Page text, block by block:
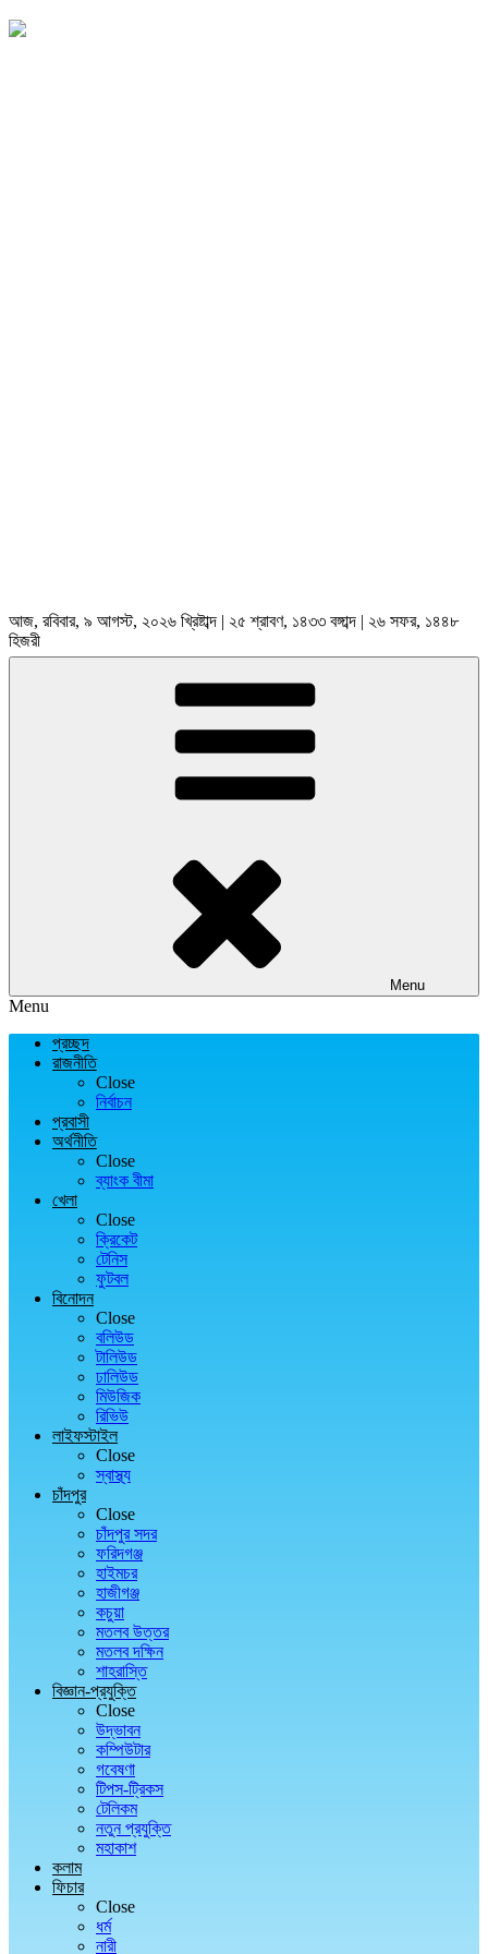
আজ, রবিবার, ৯ আগস্ট, ২০২৬ খ্রিষ্টাব্দ | ২৫ শ্রাবণ, ১৪৩৩ বঙ্গাব্দ | ২৬ সফর, ১৪৪৮
হিজরী
Menu
Menu
প্রচ্ছদ
রাজনীতি
Close
নির্বাচন
প্রবাসী
অর্থনীতি
Close
ব্যাংক বীমা
খেলা
Close
ক্রিকেট
টেনিস
ফুটবল
বিনোদন
Close
বলিউড
টালিউড
ঢালিউড
মিউজিক
রিভিউ
লাইফস্টাইল
Close
স্বাস্থ্য
চাঁদপুর
Close
চাঁদপুর সদর
ফরিদগঞ্জ
হাইমচর
হাজীগঞ্জ
কচুয়া
মতলব উত্তর
মতলব দক্ষিন
শাহরাস্তি
বিজ্ঞান-প্রযুক্তি
Close
উদ্ভাবন
কম্পিউটার
গবেষণা
টিপস-ট্রিকস
টেলিকম
নতুন প্রযুক্তি
মহাকাশ
কলাম
ফিচার
Close
ধর্ম
নারী